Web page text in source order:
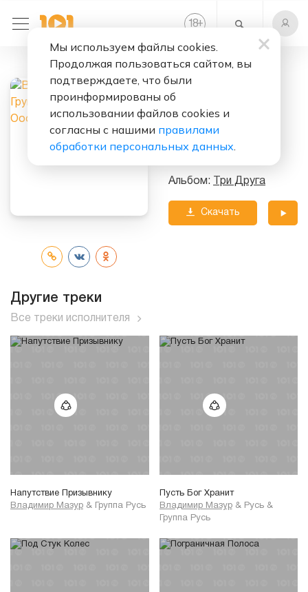
18+
Гимн Оооива
Альбом: Три Друга
Скачать
Другие треки
Все треки исполнителя
Напутствие Призывнику
Владимир Мазур & Группа Русь
Пусть Бог Хранит
Владимир Мазур & Русь &
Группа Русь
Мы используем файлы cookies.
Продолжая пользоваться сайтом, вы
подтверждаете, что были
проинформированы об
использовании файлов cookies и
согласны с нашими правилами
обработки персональных данных.